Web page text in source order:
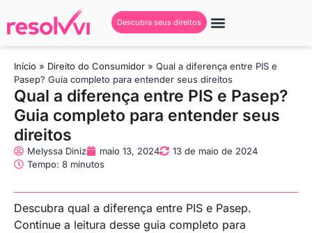
Descubra seus direitos
Início » Direito do Consumidor » Qual a diferença entre PIS e
Pasep? Guia completo para entender seus direitos
Qual a diferença entre PIS e Pasep?
Guia completo para entender seus
direitos
Melyssa Diniz maio 13, 2024
13 de maio de 2024
Tempo: 8 minutos
Descubra qual a diferença entre PIS e Pasep.
Continue a leitura desse guia completo para